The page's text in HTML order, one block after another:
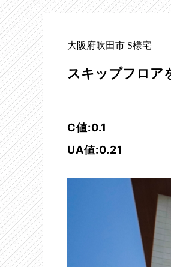
大阪府吹田市 S様宅
スキップフロア
C値:0.1
UA値:0.21